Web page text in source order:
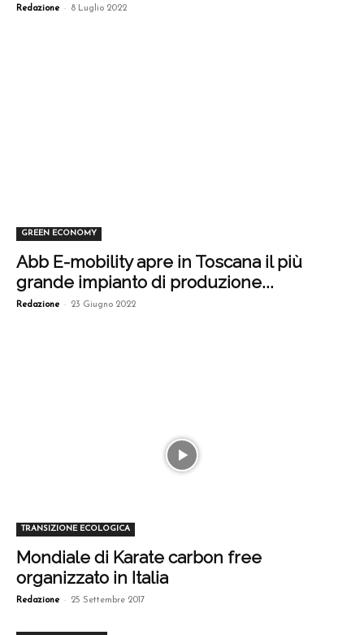
Redazione - 8 Luglio 2022
GREEN ECONOMY
Abb E-mobility apre in Toscana il più
grande impianto di produzione...
Redazione - 23 Giugno 2022
TRANSIZIONE ECOLOGICA
Mondiale di Karate carbon free
organizzato in Italia
Redazione - 25 Settembre 2017